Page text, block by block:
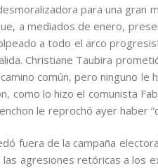
para una gran
a mediados de enero,
a todo el arco
Christiane Taubira
común, pero ninguno le
como lo hizo el comunista
le reprochó ayer haber
fuera de la campaña
las agresiones retóricas a los